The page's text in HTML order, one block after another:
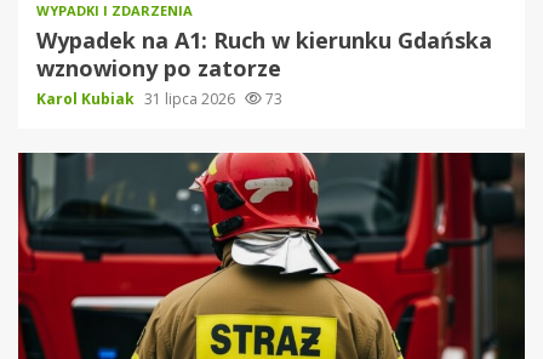
WYPADKI I ZDARZENIA
Wypadek na A1: Ruch w kierunku Gdańska
wznowiony po zatorze
Karol Kubiak 31 lipca 2026 73